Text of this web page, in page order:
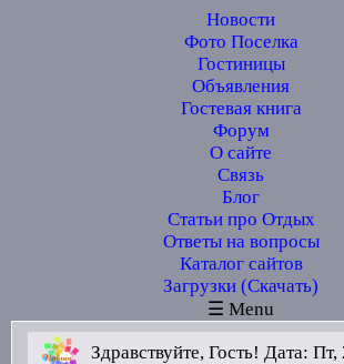
Новости
Фото Поселка
Гостиницы
Объявления
Гостевая книга
Форум
О сайте
Связь
Блог
Статьи про Отдых
Ответы на вопросы
Каталог сайтов
Загрузки (Скачать)
☰ Menu
Здравствуйте, Гость! Дата: